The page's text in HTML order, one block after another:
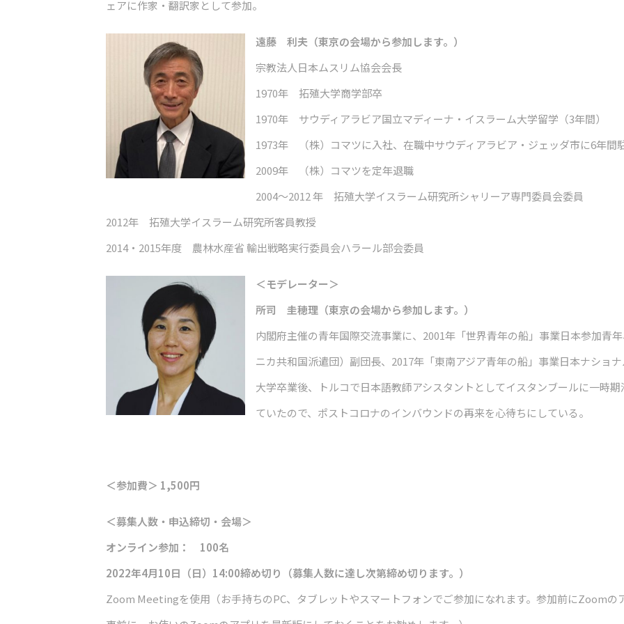
ェアに作家・翻訳家として参加。
遠藤 利夫（東京の会場から参加します。）
宗教法人日本ムスリム協会会長
1970年 拓殖大学商学部卒
1970年 サウディアラビア国立マディーナ・イスラーム大学留学（3年間）
1973年 （株）コマツに入社、在職中サウディアラビア・ジェッダ市に6年間
2009年 （株）コマツを定年退職
2004～2012 年 拓殖大学イスラーム研究所シャリーア専門委員会委員
2012年 拓殖大学イスラーム研究所客員教授
2014・2015年度 農林水産省 輸出戦略実行委員会ハラール部会委員
＜モデレーター＞
所司 圭穂理（東京の会場から参加します。）
内閣府主催の青年国際交流事業に、2001年「世界青年の船」事業日本参加青
ニカ共和国派遣団）副団長、2017年「東南アジア青年の船」事業日本ナショ
大学卒業後、トルコで日本語教師アシスタントとしてイスタンブールに一時
ていたので、ポストコロナのインバウンドの再来を心待ちにしている。
＜参加費＞ 1,500円
＜募集人数・申込締切・会場＞
オンライン参加： 100名
2022年4月10日（日）14:00締め切り（募集人数に達し次第締め切ります。）
Zoom Meetingを使用（お手持ちのPC、タブレットやスマートフォンでご参加になれます。 参加前にZoomの